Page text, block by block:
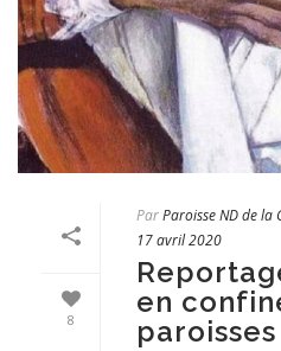
8
ParParoisse ND de la
17 avril 2020
en
paroisses